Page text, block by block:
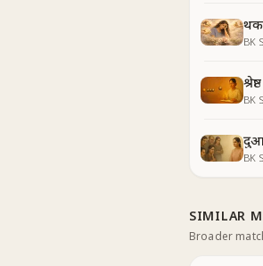
BK
BK
BK
SIMILAR
Broader